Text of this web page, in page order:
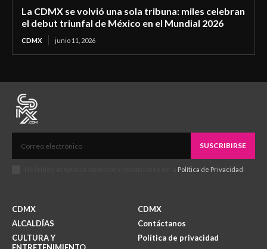
La CDMX se volvió una sola tribuna: miles celebran
el debut triunfal de México en el Mundial 2026
CDMX junio 11, 2026
SUSCRIBIRSE
Política de Privacidad
CDMX
ALCALDÍAS
CULTURA Y
CDMX
Contáctanos
Política de privacidad